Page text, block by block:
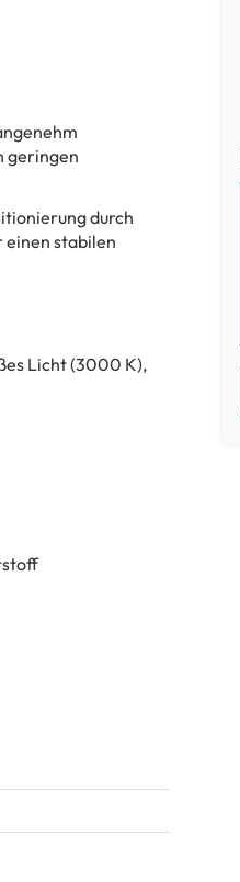
geringen
durch
einen stabilen
Licht (3000 K),